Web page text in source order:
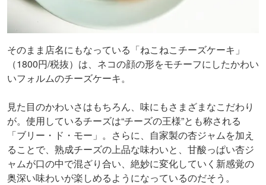
そのまま店名にもなっている「ねこねこチーズケーキ」
（1800円/税抜）は、ネコの顔の形をモチーフにしたかわい
いフォルムのチーズケーキ。
見た目のかわいさはもちろん、味にもさまざまなこだわり
が。使用しているチーズは“チーズの王様”とも称される
「ブリー・ド・モー」。さらに、自家製の杏ジャムを加え
ることで、熟成チーズの上品な味わいと、甘酸っぱい杏ジ
ャムが口の中で混ざり合い、絶妙に変化していく新感覚の
奥深い味わいが楽しめるようになっているのだそう。